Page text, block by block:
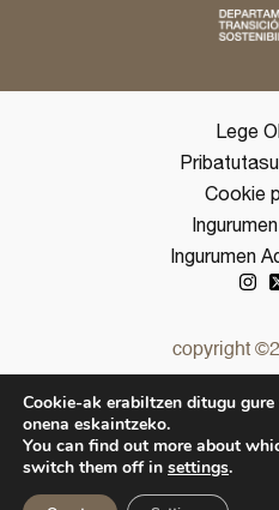
Lege
Cookie
Ingurumen
copyright
Cookie-ak erabiltzen ditugu
onena eskaintzeko.
You can find out more about
switch them off in settings.